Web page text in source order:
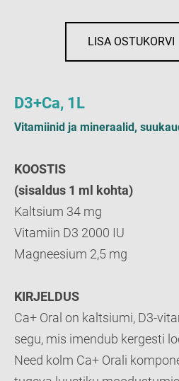
LISA OSTUKORVI
D3+Ca, 1L
Vitamiinid ja mineraalid,
KOOSTIS
(sisaldus 1 ml kohta)
Kaltsium 34 mg
Vitamiin D3 2000 IU
Magneesium 2,5 mg
KIRJELDUS
Ca+ Oral on kaltsiumi, D3-
segu, mis imendub kergesti
Need kolm Ca+ Orali